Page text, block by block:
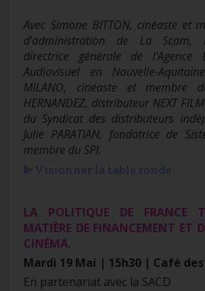
Avec Simone BITTON, cinéaste et
d'administration de La Scam,
directrice générale de l'Agence
Audiovisuel en Nouvelle-
MILANO, cinéaste et membre
HERNANDEZ, distributeur NEXT
du Syndicat des distributeurs
Julie PARATIAN, fondatrice de
membre du SPI.
LA POLITIQUE DE FRANCE
MATIÈRE DE FINANCEMENT ET
CINÉMA.
Mardi 19 Mai | 15h30 | Café
En partenariat avec la SACD